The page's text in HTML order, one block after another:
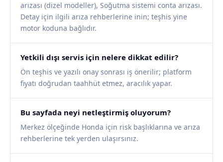
arızası (dizel modeller), Soğutma sistemi conta arızası.
Detay için ilgili arıza rehberlerine inin; teşhis yine
motor koduna bağlıdır.
Yetkili dışı servis için nelere dikkat edilir?
Ön teşhis ve yazılı onay sonrası iş önerilir; platform
fiyatı doğrudan taahhüt etmez, aracılık yapar.
Bu sayfada neyi netleştirmiş oluyorum?
Merkez ölçeğinde Honda için risk başlıklarına ve arıza
rehberlerine tek yerden ulaşırsınız.